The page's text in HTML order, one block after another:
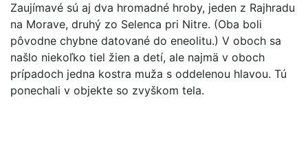
Zaujímavé sú aj dva hromadné hroby, jeden z Rajhradu
na Morave, druhý zo Selenca pri Nitre. (Oba boli
pôvodne chybne datované do eneolitu.) V oboch sa
našlo niekoľko tiel žien a detí, ale najmä v oboch
prípadoch jedna kostra muža s oddelenou hlavou. Tú
ponechali v objekte so zvyškom tela.